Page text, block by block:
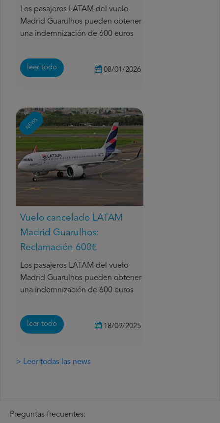
Los pasajeros LATAM del vuelo
Madrid Guarulhos pueden obtener
una indemnización de 600 euros
leer todo 08/01/2026
NEWS
Vuelo cancelado LATAM
Madrid Guarulhos:
Reclamación 600€
Los pasajeros LATAM del vuelo
Madrid Guarulhos pueden obtener
una indemnización de 600 euros
leer todo 18/09/2025
> Leer todas las news
Preguntas frecuentes: